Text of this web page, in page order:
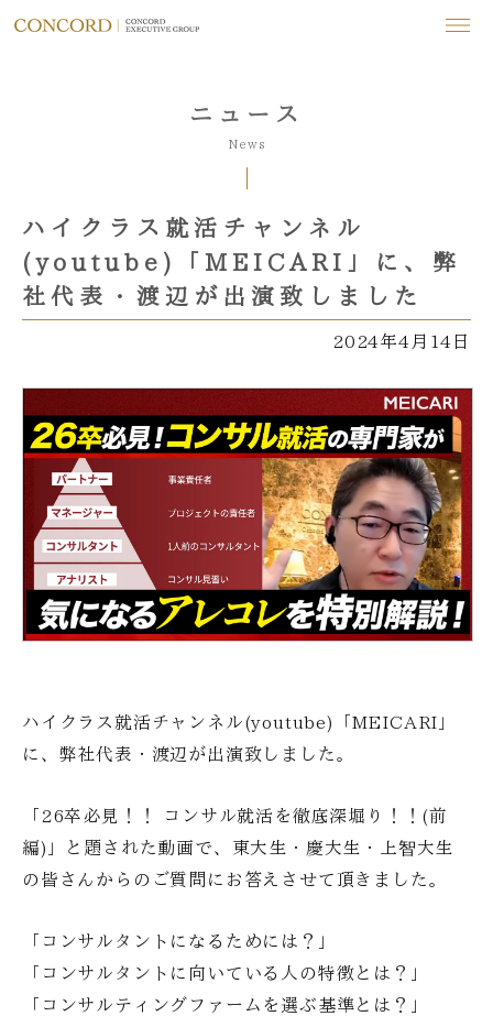
ニュース
News
ハイクラス就活チャンネル
(youtube)「MEICARI」に、弊
社代表・渡辺が出演致しました
2024年4月14日
ハイクラス就活チャンネル(youtube)「MEICARI」
に、弊社代表・渡辺が出演致しました。
「26卒必見！！ コンサル就活を徹底深堀り！！(前
編)」と題された動画で、東大生・慶大生・上智大生
の皆さんからのご質問にお答えさせて頂きました。
「コンサルタントになるためには？」
「コンサルタントに向いている人の特徴とは？」
「コンサルティングファームを選ぶ基準とは？」